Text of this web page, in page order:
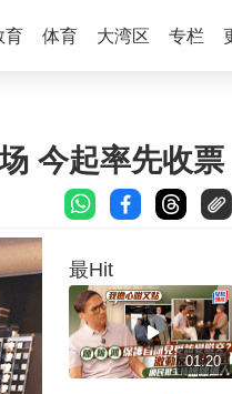
育 体育 大湾区 专栏
今起率先收票
最Hit
01:20